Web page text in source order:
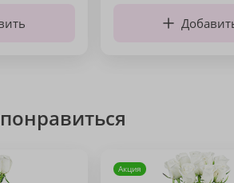
Акция